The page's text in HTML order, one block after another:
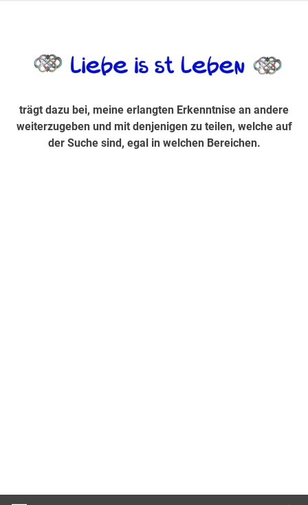
Suche sind, egal in welchen Bereichen.
trägt dazu bei, meine erlangten Erkenntnise an andere
weiterzugeben und mit denjenigen zu teilen, welche auf
der Suche sind, egal in welchen Bereichen.